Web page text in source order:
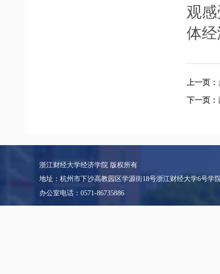
观
体
上一页：
下一页：
浙江财经大学经济学院 版权所有
地址：杭州市下沙高教园区学源街18号浙江财经大学6号学
办公室电话：0571-86735886